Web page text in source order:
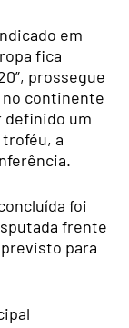
em
fica
prossegue
no continente
definido um
a
foi
frente
para